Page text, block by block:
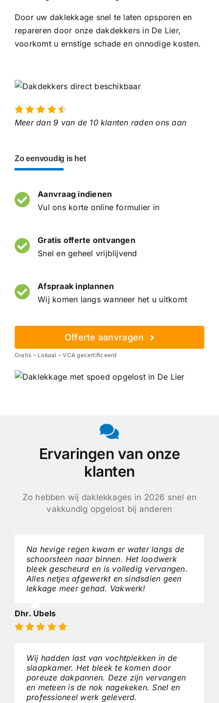
Door uw daklekkage snel te laten opsporen en
repareren door onze dakdekkers in De Lier,
voorkomt u ernstige schade en onnodige kosten.
Meer dan 9 van de 10 klanten raden ons aan
Zo eenvoudig is het
Aanvraag indienen
Vul ons korte online formulier in
Gratis offerte ontvangen
Snel en geheel vrijblijvend
Afspraak inplannen
Wij komen langs wanneer het u uitkomt
Offerte aanvragen
Gratis – Lokaal – VCA gecertificeerd
Ervaringen van onze
klanten
Zo hebben wij daklekkages in 2026 snel en
vakkundig opgelost bij anderen
Na hevige regen kwam er water langs de
schoorsteen naar binnen. Het loodwerk
bleek gescheurd en is volledig vervangen.
Alles netjes afgewerkt en sindsdien geen
lekkage meer gehad. Vakwerk!
Dhr. Ubels
Wij hadden last van vochtplekken in de
slaapkamer. Het bleek te komen door
poreuze dakpannen. Deze zijn vervangen
en meteen is de nok nagekeken. Snel en
professioneel werk geleverd.